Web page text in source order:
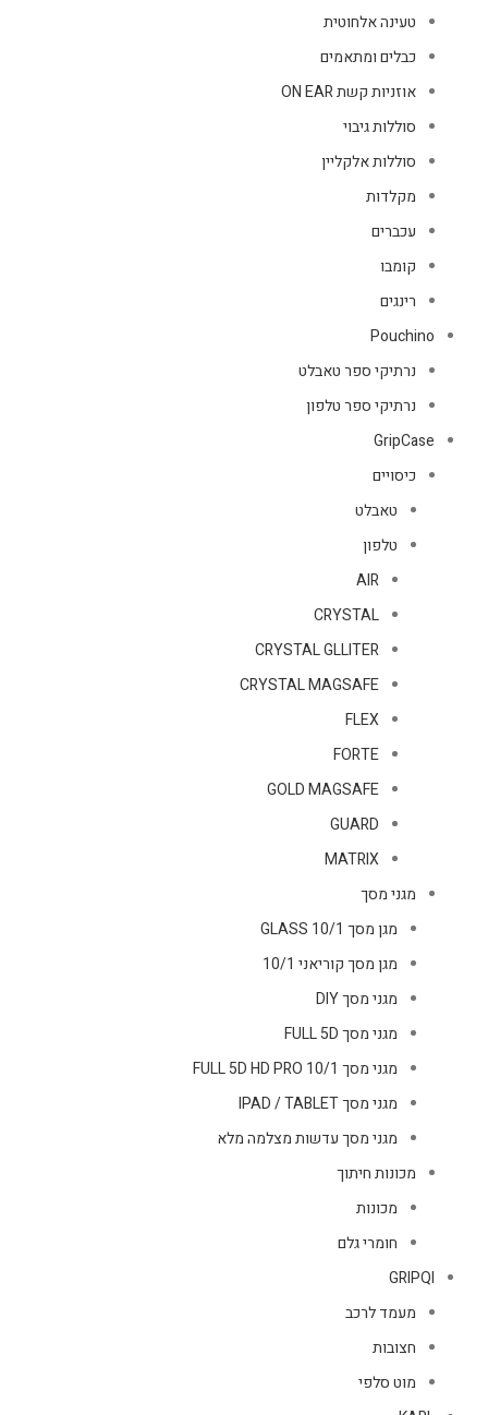
טעינה אלחוטית
כבלים ומתאמים
אוזניות קשת ON EAR
סוללות גיבוי
סוללות אלקליין
מקלדות
עכברים
קומבו
רינגים
Pouchino
נרתיקי ספר טאבלט
נרתיקי ספר טלפון
GripCase
כיסויים
טאבלט
טלפון
AIR
CRYSTAL
CRYSTAL GLLITER
CRYSTAL MAGSAFE
FLEX
FORTE
GOLD MAGSAFE
GUARD
MATRIX
מגני מסך
מגן מסך GLASS 10/1
מגן מסך קוריאני 10/1
מגני מסך DIY
מגני מסך FULL 5D
מגני מסך FULL 5D HD PRO 10/1
מגני מסך IPAD / TABLET
מגני מסך עדשות מצלמה מלא
מכונות חיתוך
מכונות
חומרי גלם
GRIPQI
מעמד לרכב
חצובות
מוט סלפי